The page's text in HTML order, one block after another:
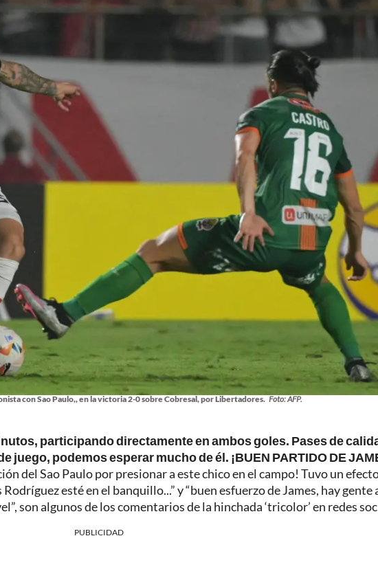
con Sao Paulo,, en la victoria 2-0 sobre Cobresal, por Libertadores. Foto: AFP.
participando directamente en ambos goles. Pases de
juego, podemos esperar mucho de él. ¡BUEN PARTIDO DE
del Sao Paulo por presionar a este chico en el campo! Tuvo un
esté en el banquillo...” y “buen esfuerzo de James, hay gente
son algunos de los comentarios de la hinchada ‘tricolor’ en redes
PUBLICIDAD